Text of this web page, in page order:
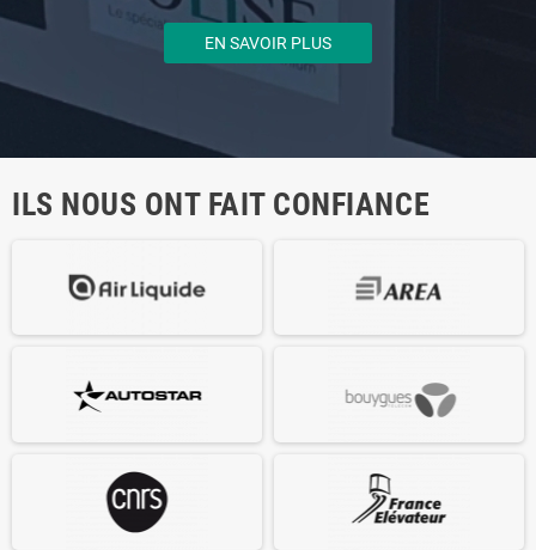
EN SAVOIR PLUS
ILS NOUS ONT FAIT CONFIANCE